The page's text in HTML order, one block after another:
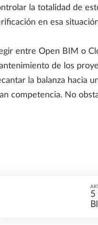
la totalidad de
en esa
entre Open BIM o
de los
la balanza hacia
competencia. No
5